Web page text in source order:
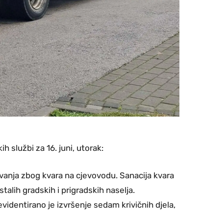
službi za 16. juni, utorak:
zbog kvara na cjevovodu. Sanacija kvara
gradskih i prigradskih naselja.
je izvršenje sedam krivičnih djela,